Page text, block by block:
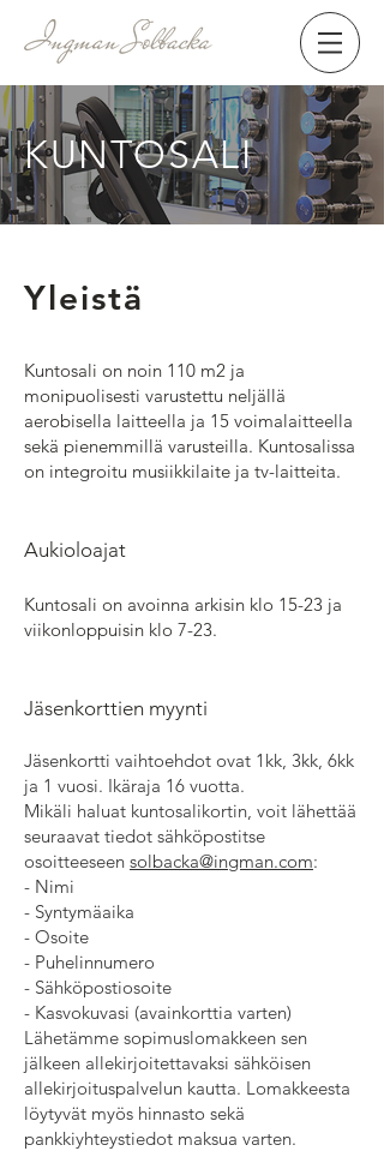
KUNTOSALI
Yleistä
Kuntosali on noin 110 m2 ja
monipuolisesti varustettu neljällä
aerobisella laitteella ja 15 voimalaitteella
sekä pienemmillä varusteilla. ​Kuntosalissa
on integroitu musiikkilaite ja tv-laitteita.
​Aukioloajat
Kuntosali on avoinna arkisin klo 15-23 ja
viikonloppuisin klo 7-23.​​
Jäsenkorttien myynti
Jäsenkortti vaihtoehdot ovat 1kk, 3kk, 6kk
ja 1 vuosi. Ikäraja 16 vuotta.
Mikäli haluat kuntosalikortin, voit lähettää
seuraavat tiedot sähköpostitse
osoitteeseen solbacka@ingman.com:
- Nimi
- Syntymäaika
- Osoite
- Puhelinnumero
- Sähköpostiosoite
- Kasvokuvasi (avainkorttia varten)
Lähetämme sopimuslomakkeen sen
jälkeen allekirjoitettavaksi sähköisen
allekirjoituspalvelun kautta. Lomakkeesta
löytyvät myös hinnasto sekä
pankkiyhteystiedot maksua varten.